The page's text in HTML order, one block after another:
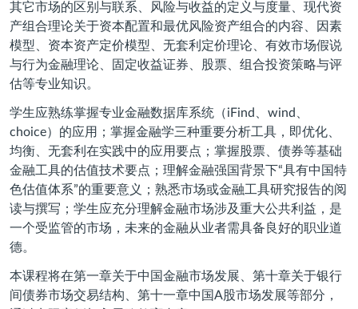
其它市场的区别与联系、风险与收益的定义与度量、现代资
产组合理论关于资本配置和最优风险资产组合的内容、因素
模型、资本资产定价模型、无套利定价理论、有效市场假说
与行为金融理论、固定收益证券、股票、组合投资策略与评
估等专业知识。
学生应熟练掌握专业金融数据库系统（iFind、wind、
choice）的应用；掌握金融学三种重要分析工具，即优化、
均衡、无套利在实践中的应用要点；掌握股票、债券等基础
金融工具的估值技术要点；理解金融强国背景下“具有中国特
色估值体系”的重要意义；熟悉市场或金融工具研究报告的阅
读与撰写；学生应充分理解金融市场涉及重大公共利益，是
一个受监管的市场，未来的金融从业者需具备良好的职业道
德。
本课程将在第一章关于中国金融市场发展、第十章关于银行
间债券市场交易结构、第十一章中国A股市场发展等部分，